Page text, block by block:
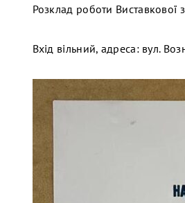
Розклад роботи
Вхід вільний, адреса: вул.